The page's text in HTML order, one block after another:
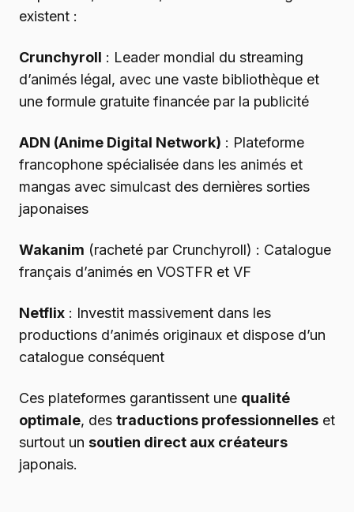
existent :
Crunchyroll : Leader mondial du streaming
d’animés légal, avec une vaste bibliothèque et
une formule gratuite financée par la publicité
ADN (Anime Digital Network) : Plateforme
francophone spécialisée dans les animés et
mangas avec simulcast des dernières sorties
japonaises
Wakanim (racheté par Crunchyroll) : Catalogue
français d’animés en VOSTFR et VF
Netflix : Investit massivement dans les
productions d’animés originaux et dispose d’un
catalogue conséquent
Ces plateformes garantissent une qualité
optimale, des traductions professionnelles et
surtout un soutien direct aux créateurs
japonais.